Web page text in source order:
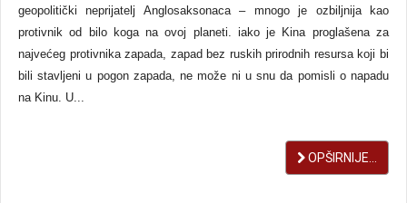
geopolitički neprijatelj Anglosaksonaca – mnogo je ozbiljnija kao
protivnik od bilo koga na ovoj planeti. iako je Kina proglašena za
najvećeg protivnika zapada, zapad bez ruskih prirodnih resursa koji bi
bili stavljeni u pogon zapada, ne može ni u snu da pomisli o napadu
na Kinu. U...
OPŠIRNIJE...